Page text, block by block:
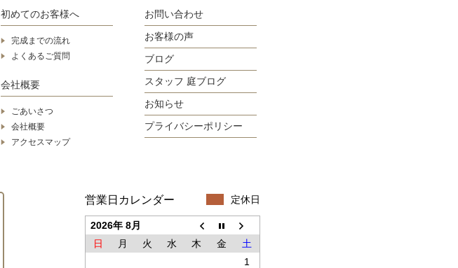
初めてのお客様へ
完成までの流れ
よくあるご質問
会社概要
ごあいさつ
会社概要
アクセスマップ
お問い合わせ
お客様の声
ブログ
スタッフ 庭ブログ
お知らせ
プライバシーポリシー
営業日カレンダー
2026年 8月
日
月 火 水 木 金
土
1
定休日